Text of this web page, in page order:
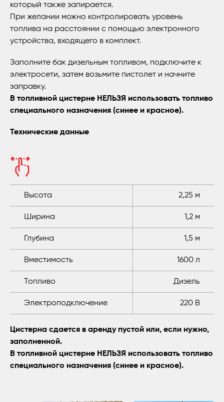
который также запирается.
При желании можно контролировать уровень
топлива на расстоянии с помощью электронного
устройства, входящего в комплект.
Заполните бак дизельным топливом, подключите к
электросети, затем возьмите пистолет и начните
заправку.
В топливной цистерне НЕЛЬЗЯ использовать топливо
специального назначения (синее и красное).
Технические данные
Высота 2,25 м
Ширина 1,2 м
Глубина 1,5 м
Вместимость 1600 л
Топливо Дизель
Электроподключение 220 В
Цистерна сдается в аренду пустой или, если нужно,
заполненной.
В топливной цистерне НЕЛЬЗЯ использовать топливо
специального назначения (синее и красное).